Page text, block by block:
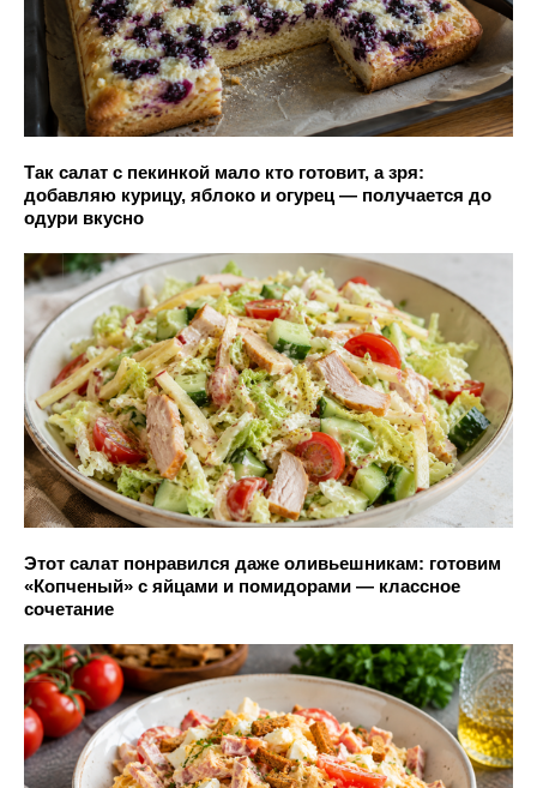
Так салат с пекинкой мало кто готовит, а зря:
добавляю курицу, яблоко и огурец — получается до
одури вкусно
Этот салат понравился даже оливьешникам: готовим
«Копченый» с яйцами и помидорами — классное
сочетание